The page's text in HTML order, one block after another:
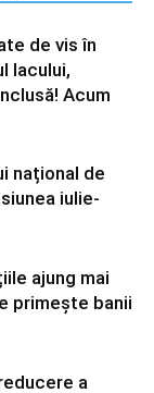
de vis în
lacului,
Acum
național de
iulie-
ajung mai
primește banii
a